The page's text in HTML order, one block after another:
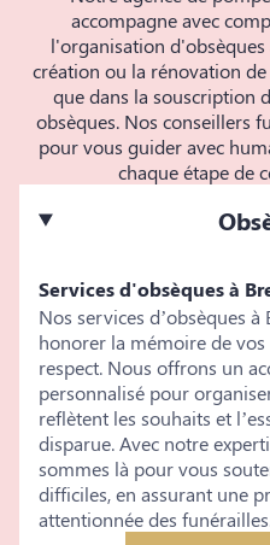
accompagne avec
l'organisation d'obsèques
création ou la rénovation
que dans la souscription
obsèques. Nos conseillers
pour vous guider avec
chaque étape de
Services d'obsèques à
Nos services d’obsèques à
honorer la mémoire de
respect. Nous offrons un
personnalisé pour
reflètent les souhaits et
disparue. Avec notre
sommes là pour vous
difficiles, en assurant une
attentionnée des